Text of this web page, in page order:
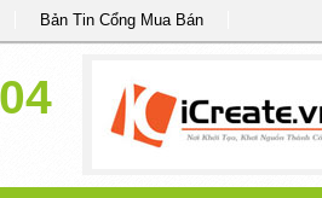
Bản Tin Cổng Mua Bán